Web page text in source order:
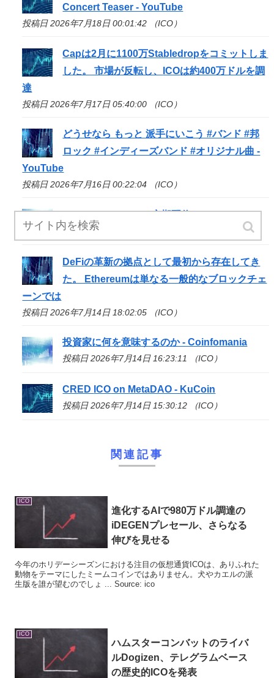
Concert Teaser - YouTube
投稿日 2026年7月18日 00:01:42 （ICO）
Capは2月に1100万Stabledropをコミットしま
した。 市場が反転し、
ICOは約400万ドルを調
達
投稿日 2026年7月17日 05:40:00 （ICO）
どうせなら もっと 派手にいこう #バンド #邦
ロック #インディーズバンド #オリジナル曲 -
YouTube
投稿日 2026年7月16日 00:22:04 （ICO）
iCOchanz YouTube定期配信 vol.24 - t.co / X
投稿日 2026年7月15日 00:19:53 （ICO）
DeFiの革新の拠点として最初から存在してき
た。 Ethereumは単なる一般的なブロックチェ
ーンでは
投稿日 2026年7月14日 18:02:05 （ICO）
投資家に何を意味するのか - Coinfomania
投稿日 2026年7月14日 16:23:11 （ICO）
CRED ICO on MetaDAO - KuCoin
投稿日 2026年7月14日 15:30:12 （ICO）
関連記事
ICO
進化するAIで980万ドル調達の
iDEGENプレセール、さらなる
伸びを見せる
今年のホリデーシーズンにおける注目の仮想通貨ICOは、ありふれた
動物をテーマにしたミームコインではありません。犬やカエルの派
生版を誰が望むのでしょ ... Source: ico
ICO
ハムスターコンバットのライバ
ルDogizen、テレグラムベース
の歴史的 ICOを発表